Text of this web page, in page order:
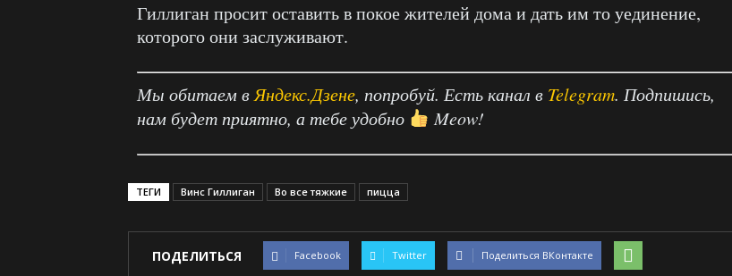
Гиллиган просит оставить в покое жителей дома и дать им то уединение,
которого они заслуживают.
Мы обитаем в Яндекс.Дзене, попробуй. Есть канал в Telegram. Подпишись,
нам будет приятно, а тебе удобно
Meow!
ТЕГИ Винс Гиллиган Во все тяжкие пицца
ПОДЕЛИТЬСЯ Facebook Twitter Поделиться ВКонтакте